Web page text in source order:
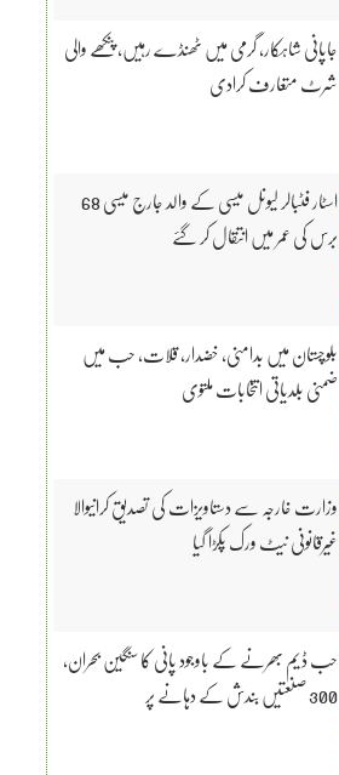
جاپانی شاہکار، گرمی میں ٹھنڈے رہیں، پنکھے والی
شرٹ متعارف کرادی
اسٹار فٹبالر لیونل میسی کے والد جارج میسی 68
برس کی عمر میں انتقال کر گئے
بلوچستان میں بدامنی، خضدار، قلات، حب میں
ضمنی بلدیاتی انتخابات ملتوی
وزارت خارجہ سے دستاویزات کی تصدیق کرانیوالا
غیرقانونی نیٹ ورک پکڑا گیا
حب ڈیم بھرنے کے باوجود پانی کا سنگین بحران،
300 صنعتیں بندش کے دہانے پر